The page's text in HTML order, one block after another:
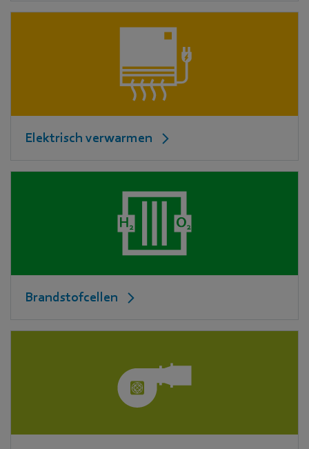
Elektrisch verwarmen
Brandstofcellen